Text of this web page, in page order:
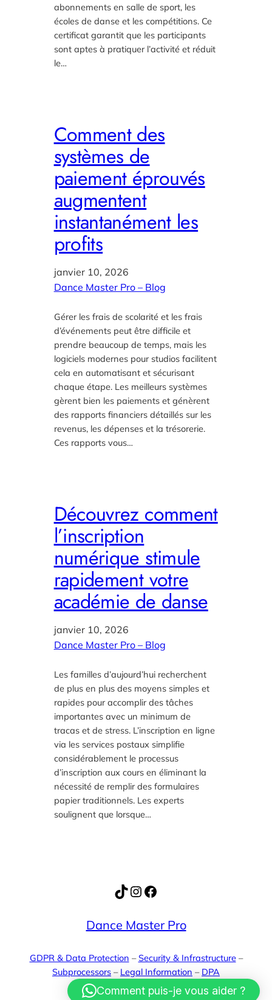
abonnements en salle de sport, les
écoles de danse et les compétitions. Ce
certificat garantit que les participants
sont aptes à pratiquer l’activité et réduit
le…
Comment des
systèmes de
paiement éprouvés
augmentent
instantanément les
profits
janvier 10, 2026
Dance Master Pro – Blog
Gérer les frais de scolarité et les frais
d’événements peut être difficile et
prendre beaucoup de temps, mais les
logiciels modernes pour studios facilitent
cela en automatisant et sécurisant
chaque étape. Les meilleurs systèmes
gèrent bien les paiements et génèrent
des rapports financiers détaillés sur les
revenus, les dépenses et la trésorerie.
Ces rapports vous…
Découvrez comment
l’inscription
numérique stimule
rapidement votre
académie de danse
janvier 10, 2026
Dance Master Pro – Blog
Les familles d’aujourd’hui recherchent
de plus en plus des moyens simples et
rapides pour accomplir des tâches
importantes avec un minimum de
tracas et de stress. L’inscription en ligne
via les services postaux simplifie
considérablement le processus
d’inscription aux cours en éliminant la
nécessité de remplir des formulaires
papier traditionnels. Les experts
soulignent que lorsque…
TikTok
Instagram
Facebook
Dance Master Pro
GDPR & Data Protection –Security & Infrastructure–
Subprocessors – Legal Information – DPA
Comment puis-je vous aider ?